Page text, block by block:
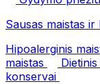
Sausas maistas
Hipoalerginis
maistas
konservai